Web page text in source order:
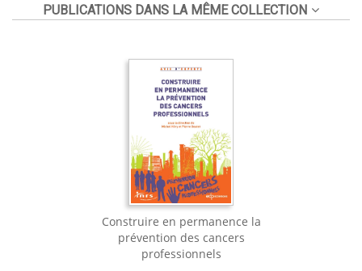
PUBLICATIONS DANS LA MÊME COLLECTION
Construire en permanence la
prévention des cancers
professionnels